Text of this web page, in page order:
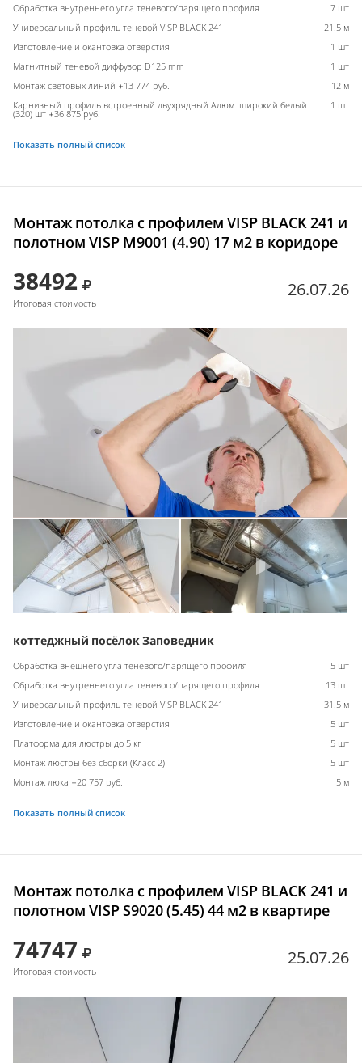
Обработка внутреннего угла теневого/парящего профиля
7 шт
Универсальный профиль теневой VISP BLACK 241
21.5 м
Изготовление и окантовка отверстия
1 шт
Магнитный теневой диффузор D125 mm
1 шт
Монтаж световых линий +13 774 руб.
12 м
Карнизный профиль встроенный двухрядный Алюм. широкий белый
(320) шт +36 875 руб.
1 шт
Показать полный список
Монтаж потолка с профилем VISP BLACK 241 и
полотном VISP M9001 (4.90) 17 м2 в коридоре
38492
Итоговая стоимость
26.07.26
коттеджный посёлок Заповедник
Обработка внешнего угла теневого/парящего профиля
5 шт
Обработка внутреннего угла теневого/парящего профиля
13 шт
Универсальный профиль теневой VISP BLACK 241
31.5 м
Изготовление и окантовка отверстия
5 шт
Платформа для люстры до 5 кг
5 шт
Монтаж люстры без сборки (Класс 2)
5 шт
Монтаж люка +20 757 руб.
5 м
Показать полный список
Монтаж потолка с профилем VISP BLACK 241 и
полотном VISP S9020 (5.45) 44 м2 в квартире
74747
Итоговая стоимость
25.07.26